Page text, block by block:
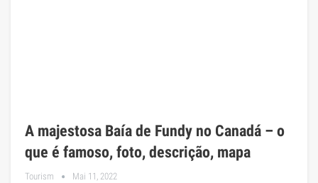
A majestosa Baía de Fundy no Canadá – o
que é famoso, foto, descrição, mapa
Tourism Mai 11, 2022